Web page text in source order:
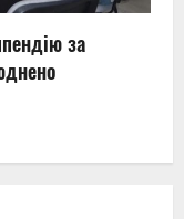
за